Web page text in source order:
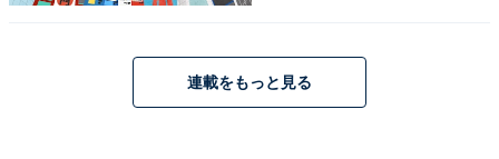
連載をもっと見る